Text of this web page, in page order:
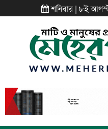
শনিবার | ৮ই আগস্ট,